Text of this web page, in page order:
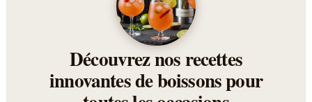
Découvrez nos recettes
innovantes de boissons pour